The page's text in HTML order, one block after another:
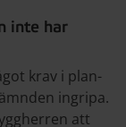
inte har
krav i plan­
ingripa.
att